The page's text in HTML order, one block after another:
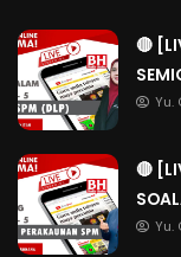
🔴
Yu.
🔴
Yu.